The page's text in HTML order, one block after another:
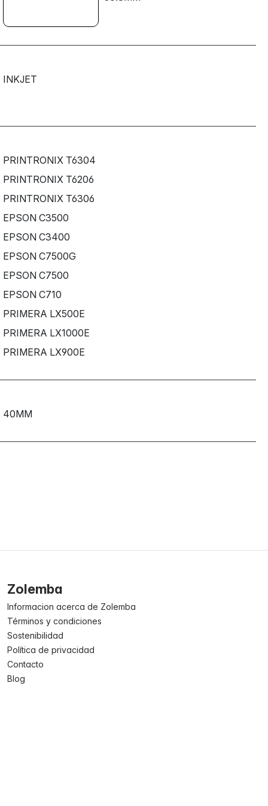
INKJET
PRINTRONIX T6304
PRINTRONIX T6206
PRINTRONIX T6306
EPSON C3500
EPSON C3400
EPSON C7500G
EPSON C7500
EPSON C710
PRIMERA LX500E
PRIMERA LX1000E
PRIMERA LX900E
40MM
Zolemba
Informacion acerca de Zolemba
Términos y condiciones
Sostenibilidad
Política de privacidad
Contacto
Blog